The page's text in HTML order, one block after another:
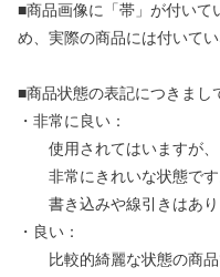
■商品画像に「帯」が付いて
め、実際の商品には付いて
■商品状態の表記につきまし
・非常に良い：
使用されてはいますが、
非常にきれいな状態です
書き込みや線引きはあり
・良い：
比較的綺麗な状態の商品